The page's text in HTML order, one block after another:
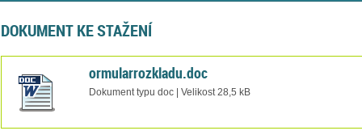
DOKUMENT KE STAŽENÍ
ormularrozkladu.doc
Dokument typu doc | Velikost 28,5 kB